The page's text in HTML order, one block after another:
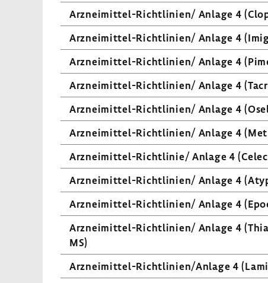
Arzneimittel-​Richtlinien/ Anlage 4
Arzneimittel-​Richtlinien/ Anlage 4
Arzneimittel-​Richtlinien/ Anlage 4
Arzneimittel-​Richtlinien/ Anlage 4
Arzneimittel-​Richtlinien/ Anlage 4
Arzneimittel-​Richtlinien/ Anlage 4
Arzneimittel-​Richtlinie/ Anlage 4
Arzneimittel-​Richtlinien/ Anlage 4
Arzneimittel-​Richtlinien/ Anlage 4
Arzneimittel-​Richtlinien/ Anlage 4
MS)
Arzneimittel-​Richtlinien/Anlage 4